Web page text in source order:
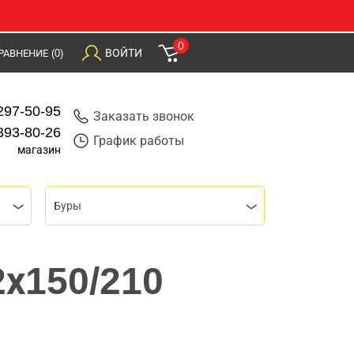
(0) ВОЙТИ
0
50-95
80-26
магазин
Заказать звонок
График работы
Буры
210